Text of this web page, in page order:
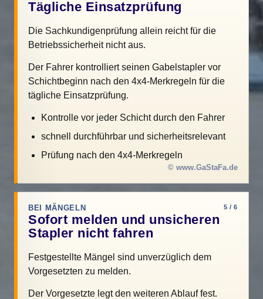
Tägliche Einsatzprüfung
Die Sachkundigenprüfung allein reicht für die
Betriebssicherheit nicht aus.
Der Fahrer kontrolliert seinen Gabelstapler vor
Schichtbeginn nach den 4x4-Merkregeln für die
tägliche Einsatzprüfung.
Kontrolle vor jeder Schicht durch den Fahrer
schnell durchführbar und sicherheitsrelevant
Prüfung nach den 4x4-Merkregeln
© www.GaStaFa.de
BEI MÄNGELN 5 / 6
Sofort melden und unsicheren
Stapler nicht fahren
Festgestellte Mängel sind unverzüglich dem
Vorgesetzten zu melden.
Der Vorgesetzte legt den weiteren Ablauf fest.